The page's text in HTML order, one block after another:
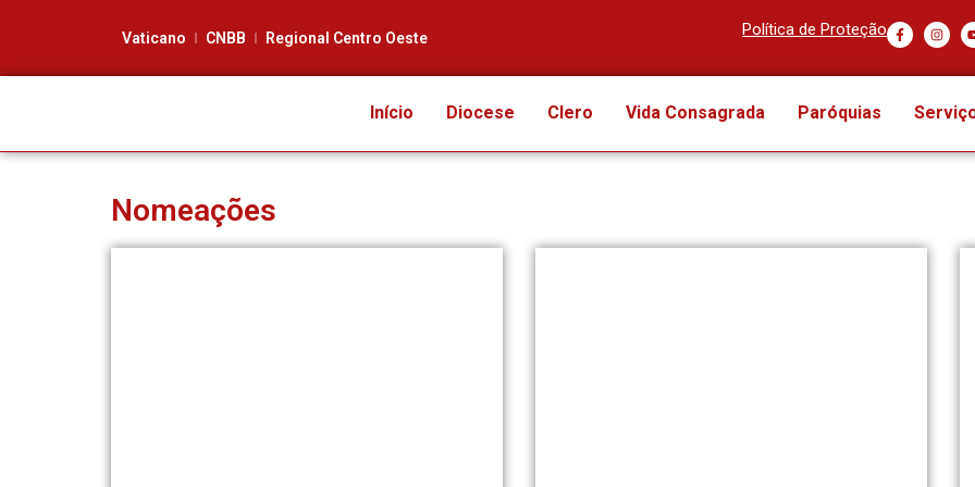
Vaticano CNBB Regional Centro Oeste Política de Proteção
Início Diocese Clero Vida Consagrada Paróquias
Nomeações